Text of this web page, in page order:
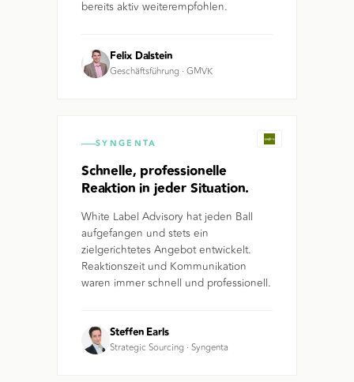
bereits aktiv weiterempfohlen.
Felix Dalstein
Geschäftsführung · GMVK
SYNGENTA
Schnelle, professionelle
Reaktion in jeder Situation.
White Label Advisory hat jeden Ball
aufgefangen und stets ein
zielgerichtetes Angebot entwickelt.
Reaktionszeit und Kommunikation
waren immer schnell und professionell.
Steffen Earls
Strategic Sourcing · Syngenta